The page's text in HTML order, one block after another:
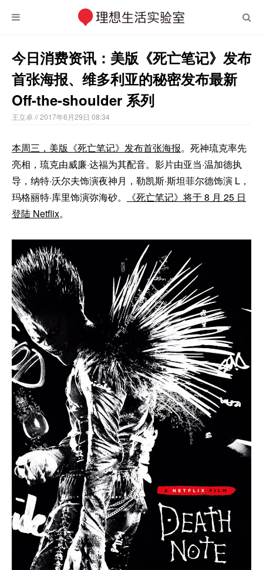
今日消费资讯：美版《死亡笔记》发布
首张海报、维多利亚的秘密发布最新
Off-the-shoulder 系列
王立卓 // 2017年6月29日 08:34
本周三，美版《死亡笔记》发布首张海报。死神琉克率先
亮相，琉克由威廉·达福为其配音。影片由亚当·温加德执
导，纳特·沃尔夫饰演夜神月，勒凯斯·斯坦菲尔德饰演 L，
玛格丽特·库里饰演弥海砂。
《死亡笔记》将于 8 月 25 日
登陆 Netflix。